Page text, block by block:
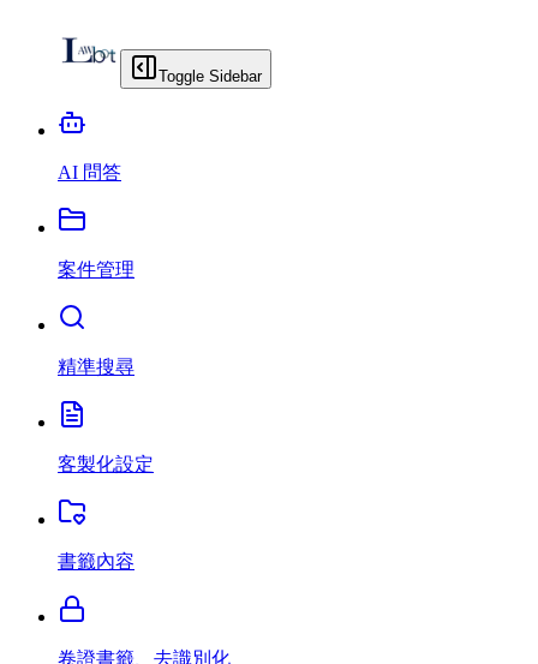
Toggle Sidebar
AI 問答
案件管理
精準搜尋
客製化設定
書籤內容
卷證書籤、去識別化